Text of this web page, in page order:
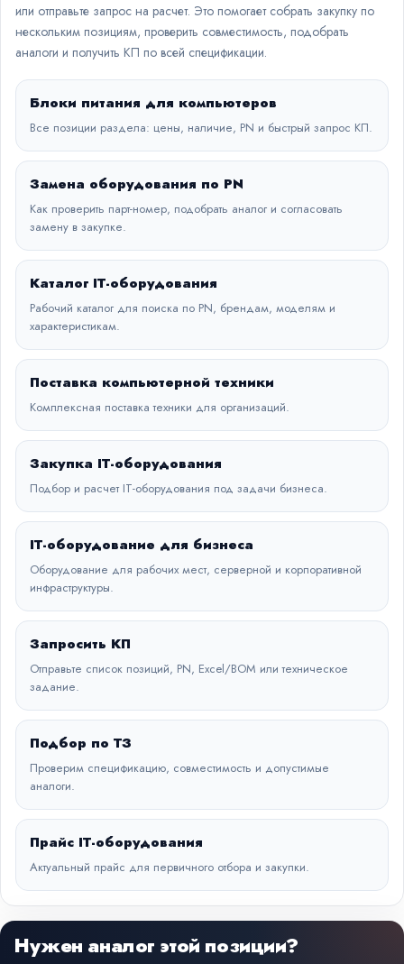
или отправьте запрос на расчет. Это помогает собрать закупку по
нескольким позициям, проверить совместимость, подобрать
аналоги и получить КП по всей спецификации.
Блоки питания для компьютеров
Все позиции раздела: цены, наличие, PN и быстрый запрос КП.
Замена оборудования по PN
Как проверить парт-номер, подобрать аналог и согласовать
замену в закупке.
Каталог IT-оборудования
Рабочий каталог для поиска по PN, брендам, моделям и
характеристикам.
Поставка компьютерной техники
Комплексная поставка техники для организаций.
Закупка IT-оборудования
Подбор и расчет IT-оборудования под задачи бизнеса.
IT-оборудование для бизнеса
Оборудование для рабочих мест, серверной и корпоративной
инфраструктуры.
Запросить КП
Отправьте список позиций, PN, Excel/BOM или техническое
задание.
Подбор по ТЗ
Проверим спецификацию, совместимость и допустимые
аналоги.
Прайс IT-оборудования
Актуальный прайс для первичного отбора и закупки.
Нужен аналог этой позиции?